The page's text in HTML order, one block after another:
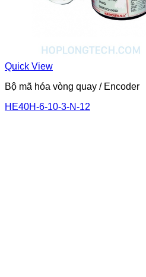
Quick View
Bộ mã hóa vòng quay / Encoder
HE40H-6-10-3-N-12